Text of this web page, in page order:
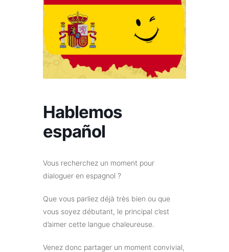
Hablemos
español
Vous recherchez un moment pour
dialoguer en espagnol ?
Que vous parliez déjà très bien ou que
vous soyez débutant, le principal c’est
d’aimer cette langue chaleureuse.
Venez donc partager un moment convivial,